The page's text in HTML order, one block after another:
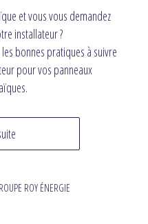
et vous vous demandez
installateur ?
les bonnes pratiques à suivre
pour vos panneaux
ROY ÉNERGIE